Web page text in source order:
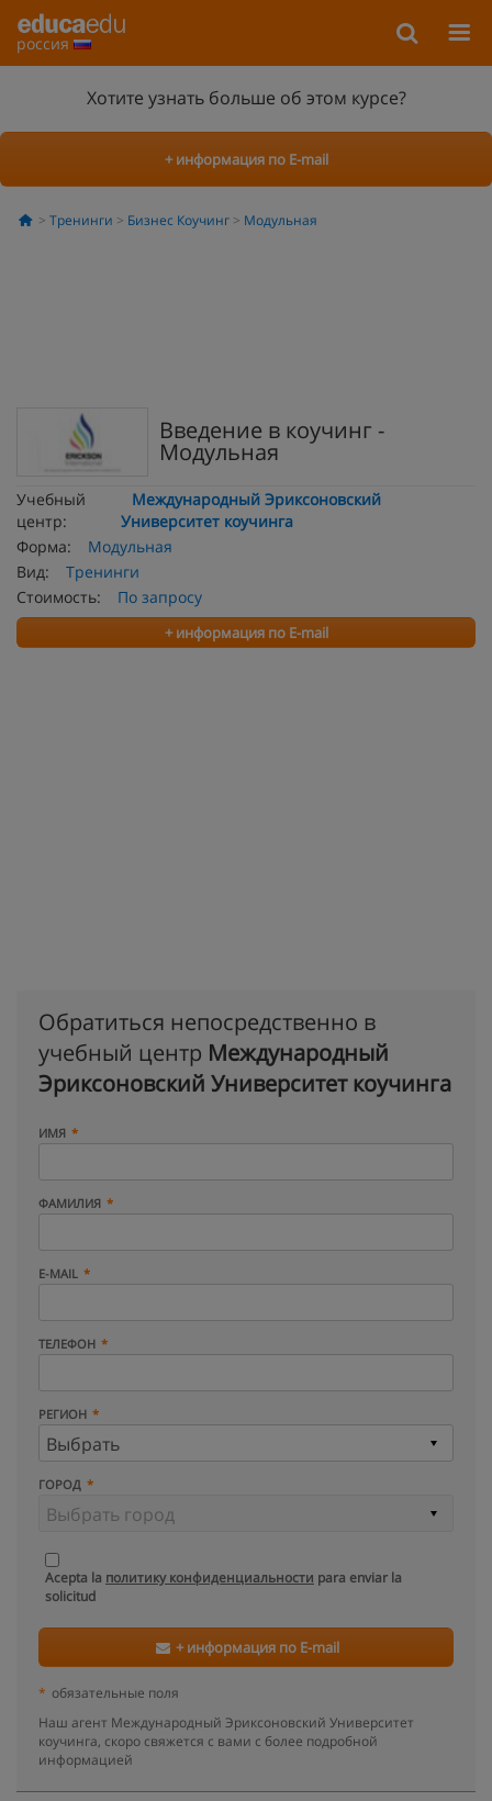
россия
Хотите узнать больше об этом курсе?
+ информация по E-mail
Тренинги Бизнес Коучинг Модульная
Введение в коучинг -
Модульная
Учебный
центр:
Международный Эриксоновский
Университет коучинга
Форма:
Модульная
Вид:
Тренинги
Стоимость:
По запросу
+ информация по E-mail
Обратиться непосредственно в
учебный центр Международный
Эриксоновский Университет коучинга
ИМЯ
ФАМИЛИЯ
E-MAIL
ТЕЛЕФОН
РЕГИОН
ГОРОД
Acepta la политику конфиденциальности para enviar la
solicitud
+ информация по E-mail
* обязательные поля
Наш агент Международный Эриксоновский Университет
коучинга, скоро свяжется с вами с более подробной
информацией